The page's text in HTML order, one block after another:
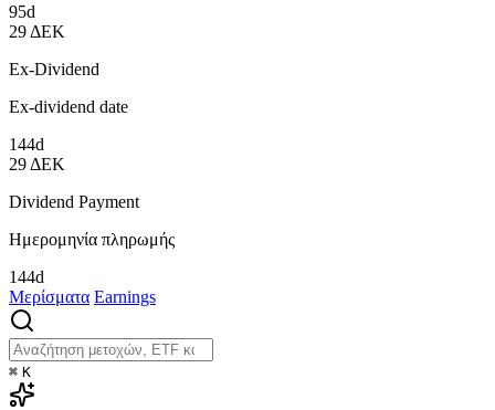
95d
29 ΔΕΚ
Ex-Dividend
Ex-dividend date
144d
29 ΔΕΚ
Dividend Payment
Ημερομηνία πληρωμής
144d
Μερίσματα Earnings
⌘ K